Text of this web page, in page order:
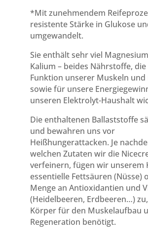
*Mit zunehmendem
resistente Stärke in Glukose
umgewandelt.
Sie enthält sehr viel
Kalium – beides Nährstoffe,
Funktion unserer Muskeln und
sowie für unsere
unseren Elektrolyt-Haushalt
Die enthaltenen Ballaststoffe
und bewahren uns vor
Heißhungerattacken. Je
welchen Zutaten wir die
verfeinern, fügen wir unserem
essentielle Fettsäuren (Nüsse)
Menge an Antioxidantien und
(Heidelbeeren, Erdbeeren…)
Körper für den Muskelaufbau
Regeneration benötigt.